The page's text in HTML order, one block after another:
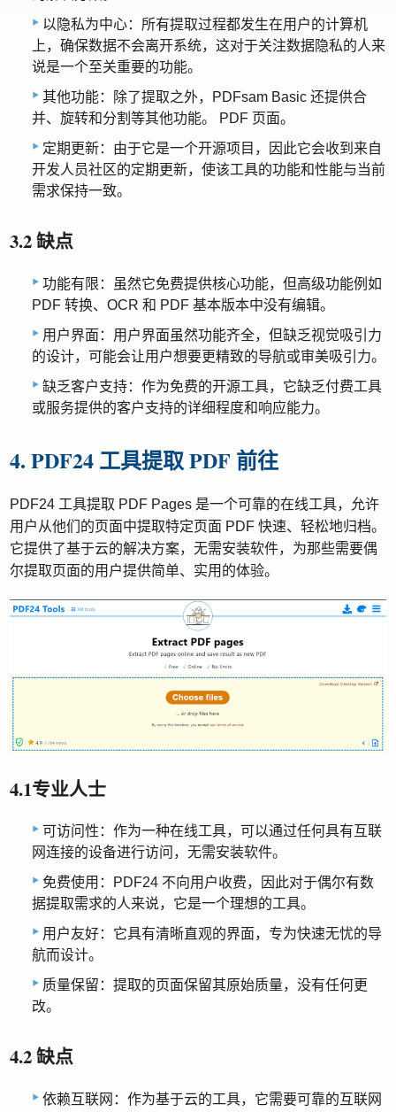
以隐私为中心：所有提取过程都发生在用户的计算机
上，确保数据不会离开系统，这对于关注数据隐私的人来
说是一个至关重要的功能。
其他功能：除了提取之外，PDFsam Basic 还提供合
并、旋转和分割等其他功能。 PDF 页面。
定期更新：由于它是一个开源项目，因此它会收到来自
开发人员社区的定期更新，使该工具的功能和性能与当前
需求保持一致。
3.2 缺点
功能有限：虽然它免费提供核心功能，但高级功能例如
PDF 转换、OCR 和 PDF 基本版本中没有编辑。
用户界面：用户界面虽然功能齐全，但缺乏视觉吸引力
的设计，可能会让用户想要更精致的导航或审美吸引力。
缺乏客户支持：作为免费的开源工具，它缺乏付费工具
或服务提供的客户支持的详细程度和响应能力。
4. PDF24 工具提取 PDF 前往
PDF24 工具提取 PDF Pages 是一个可靠的在线工具，允许
用户从他们的页面中提取特定页面 PDF 快速、轻松地归档。
它提供了基于云的解决方案，无需安装软件，为那些需要偶
尔提取页面的用户提供简单、实用的体验。
4.1专业人士
可访问性：作为一种在线工具，可以通过任何具有互联
网连接的设备进行访问，无需安装软件。
免费使用：PDF24 不向用户收费，因此对于偶尔有数
据提取需求的人来说，它是一个理想的工具。
用户友好：它具有清晰直观的界面，专为快速无忧的导
航而设计。
质量保留：提取的页面保留其原始质量，没有任何更
改。
4.2 缺点
依赖互联网：作为基于云的工具，它需要可靠的互联网